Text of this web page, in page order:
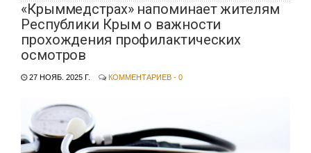
«Крыммедстрах» напоминает жителям
Республики Крым о важности
прохождения профилактических
осмотров
27 НОЯБ. 2025 Г. КОММЕНТАРИЕВ - 0